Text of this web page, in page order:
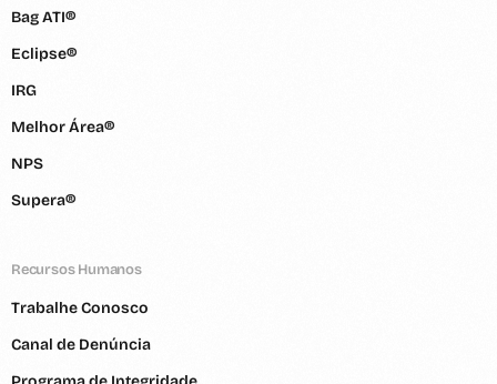
Bag ATI®
Eclipse®
IRG
Melhor Área®
NPS
Supera®
Recursos Humanos
Trabalhe Conosco
Canal de Denúncia